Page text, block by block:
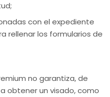
con el expediente
rellenar los formularios de
no garantiza, de
obtener un visado, como